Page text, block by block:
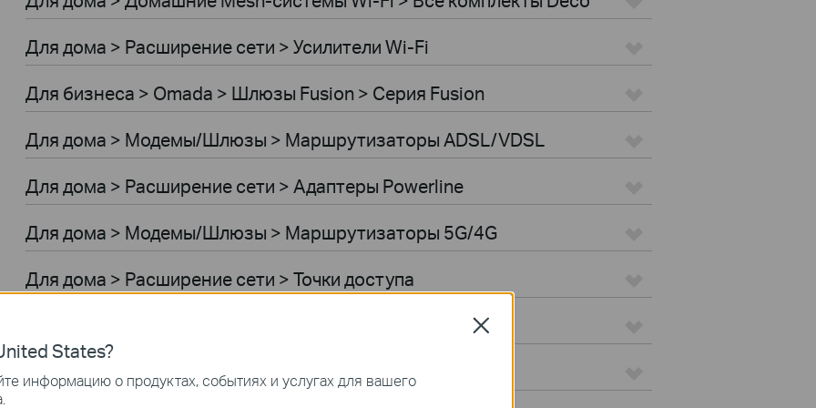
Для дома > Расширение сети > Усилители Wi-Fi
Для бизнеса > Omada > Шлюзы Fusion > Серия Fusion
Для дома > Модемы/Шлюзы > Маршрутизаторы ADSL/VDSL
Для дома > Расширение сети > Адаптеры Powerline
Для дома > Модемы/Шлюзы > Маршрутизаторы 5G/4G
Для дома > Расширение сети > Точки доступа
Умный дом > Умные розетки
States?
информацию о продуктах, событиях и услугах для вашего
Close